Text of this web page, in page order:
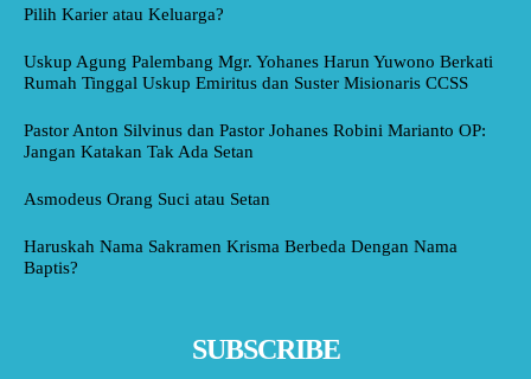
Pilih Karier atau Keluarga?
Uskup Agung Palembang Mgr. Yohanes Harun Yuwono Berkati
Rumah Tinggal Uskup Emiritus dan Suster Misionaris CCSS
Pastor Anton Silvinus dan Pastor Johanes Robini Marianto OP:
Jangan Katakan Tak Ada Setan
Asmodeus Orang Suci atau Setan
Haruskah Nama Sakramen Krisma Berbeda Dengan Nama
Baptis?
SUBSCRIBE